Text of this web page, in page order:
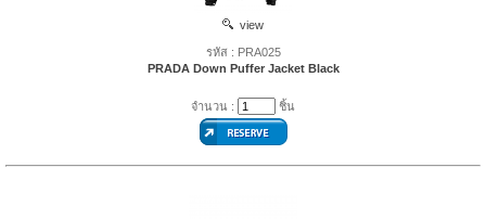
view
รหัส : PRA025
PRADA Down Puffer Jacket Black
จำนวน : ชิ้น